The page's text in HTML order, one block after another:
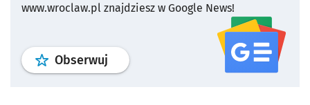
www.wroclaw.pl znajdziesz w Google News!
Obserwuj profil serwisu